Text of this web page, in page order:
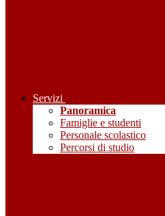
Servizi
Panoramica
Famiglie e studenti
Personale scolastico
Percorsi di studio